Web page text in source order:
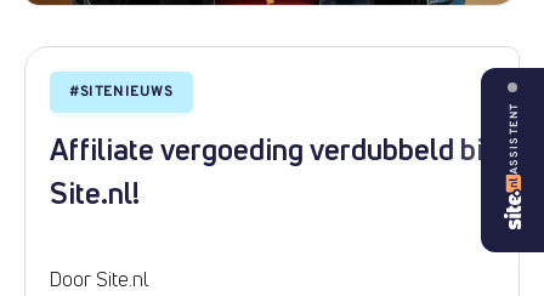
#SITENIEUWS
Affiliate vergoeding verdubbeld bij
Site.nl!
Door Site.nl
ASSISTENT